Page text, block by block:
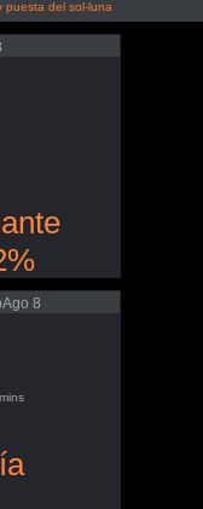
puesta del sol-luna
8
mins